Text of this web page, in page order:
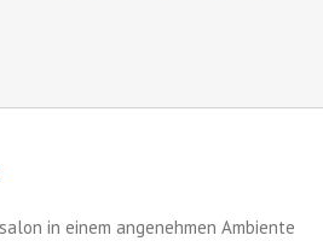
in einem angenehmen Ambiente